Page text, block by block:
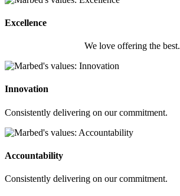
Excellence
We love offering the best.
Innovation
Consistently delivering on our commitment.
Accountability
Consistently delivering on our commitment.